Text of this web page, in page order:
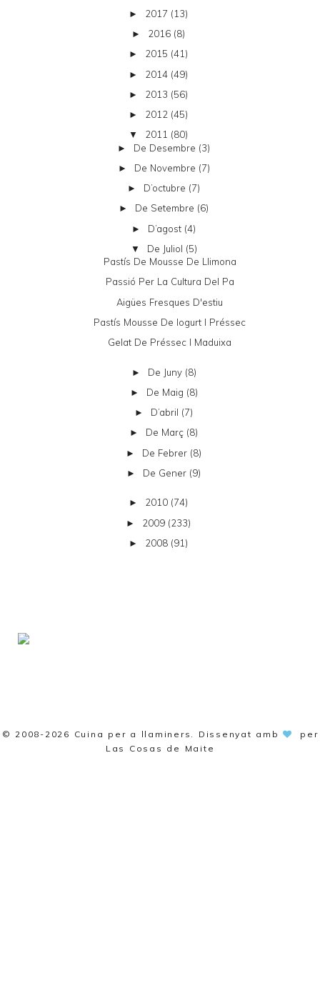
► 2017 (13)
► 2016 (8)
► 2015 (41)
► 2014 (49)
► 2013 (56)
► 2012 (45)
▼ 2011 (80)
► De Desembre (3)
► De Novembre (7)
► D’octubre (7)
► De Setembre (6)
► D’agost (4)
▼ De Juliol (5)
Pastís De Mousse De Llimona
Passió Per La Cultura Del Pa
Aigües Fresques D'estiu
Pastís Mousse De Iogurt I Préssec
Gelat De Préssec I Maduixa
► De Juny (8)
► De Maig (8)
► D’abril (7)
► De Març (8)
► De Febrer (8)
► De Gener (9)
► 2010 (74)
► 2009 (233)
► 2008 (91)
© 2008-2026 Cuina per a llaminers . Dissenyat amb
per
Las Cosas de Maite